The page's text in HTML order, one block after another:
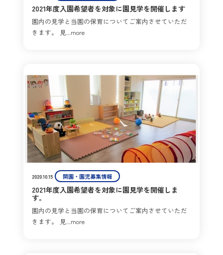
2021年度入園希望者を対象に園見学を開催します
園内の見学と当園の保育についてご案内させていただ
きます。 見...more
2020.10.15 開園・園児募集情報
2021年度入園希望者を対象に園見学を開催しま
す。
園内の見学と当園の保育についてご案内させていただ
きます。 見...more